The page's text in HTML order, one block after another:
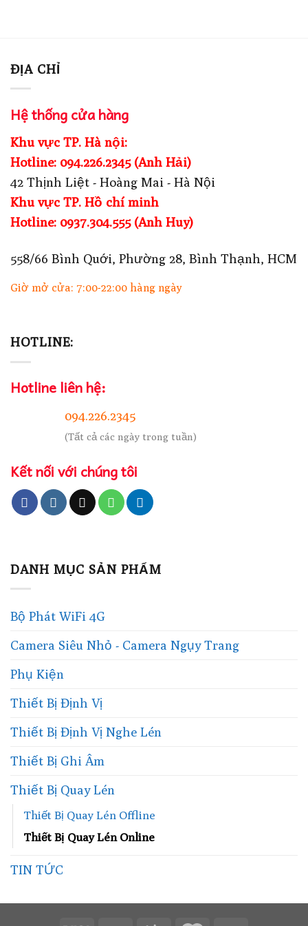
ĐỊA CHỈ
Hệ thống cửa hàng
Khu vực TP. Hà nội:
Hotline: 094.226.2345 (Anh Hải)
42 Thịnh Liệt - Hoàng Mai - Hà Nội
Khu vực TP. Hồ chí minh
Hotline: 0937.304.555 (Anh Huy)
558/66 Bình Quới, Phường 28, Bình Thạnh, HCM
Giờ mở cửa: 7:00-22:00 hàng ngày
HOTLINE:
Hotline liên hệ:
094.226.2345
(Tất cả các ngày trong tuần)
Kết nối với chúng tôi
DANH MỤC SẢN PHẨM
Bộ Phát WiFi 4G
Camera Siêu Nhỏ - Camera Ngụy Trang
Phụ Kiện
Thiết Bị Định Vị
Thiết Bị Định Vị Nghe Lén
Thiết Bị Ghi Âm
Thiết Bị Quay Lén
Thiết Bị Quay Lén Offline
Thiết Bị Quay Lén Online
TIN TỨC